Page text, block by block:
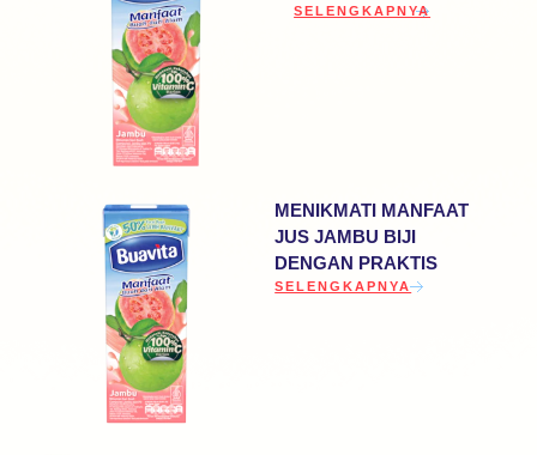
DISCOVER MORE ABOUT
SELENGKAPNYA
MENIKMATI MANFAAT
JUS JAMBU BIJI
DENGAN PRAKTIS
DISCOVER MORE ABOUT
SELENGKAPNYA